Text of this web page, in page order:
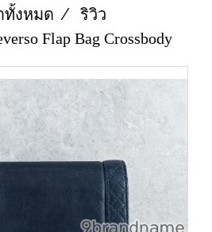
ทั้งหมด
ริวิว
Flap Bag Crossbody